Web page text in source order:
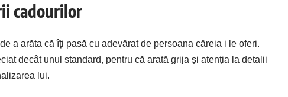
cadourilor
a arăta că îți pasă cu adevărat de persoana căreia i le oferi.
decât unul standard, pentru că arată grija și atenția la detalii
lui.